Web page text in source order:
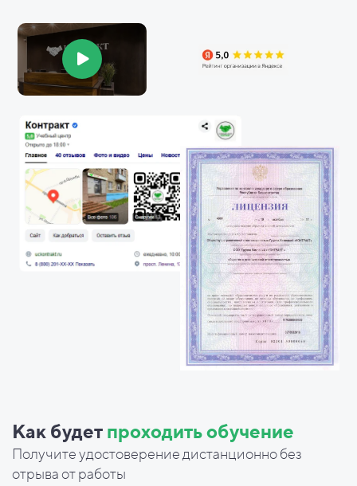
Как будет проходить обучение
Получите удостоверение дистанционно без
отрыва от работы